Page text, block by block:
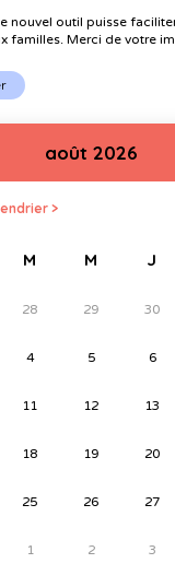
nouvel outil puisse
familles. Merci de votre
août 2026
>
M M J
28 29 30
4 5 6
11 12 13
18 19 20
25 26 27
1 2 3